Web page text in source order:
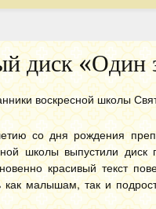
диск «Один
воскресной школы
со дня рождения
школы выпустили
красивый текст
как малышам, так и